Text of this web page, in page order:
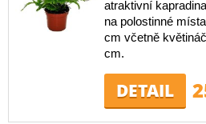
atraktivní
na polostinné
cm včetně
cm.
DETAIL